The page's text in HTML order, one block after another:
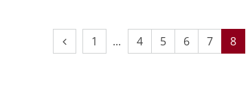
Vorherige Seite
Erste Seite
1 4 5 6 7 8